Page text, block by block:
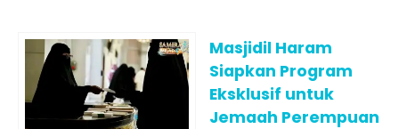
Masjidil Haram
Siapkan Program
Eksklusif untuk
Jemaah Perempuan